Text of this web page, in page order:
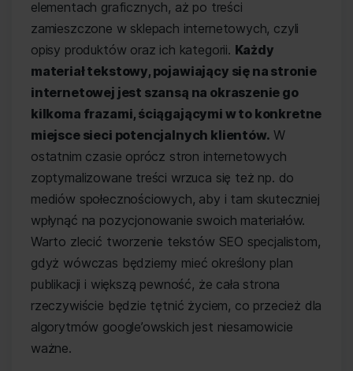
elementach graficznych, aż po treści
zamieszczone w sklepach internetowych, czyli
opisy produktów oraz ich kategorii. Każdy
materiał tekstowy, pojawiający się na stronie
internetowej jest szansą na okraszenie go
kilkoma frazami, ściągającymi w to konkretne
miejsce sieci potencjalnych klientów. W
ostatnim czasie oprócz stron internetowych
zoptymalizowane treści wrzuca się też np. do
mediów społecznościowych, aby i tam skuteczniej
wpłynąć na pozycjonowanie swoich materiałów.
Warto zlecić tworzenie tekstów SEO specjalistom,
gdyż wówczas będziemy mieć określony plan
publikacji i większą pewność, że cała strona
rzeczywiście będzie tętnić życiem, co przecież dla
algorytmów google’owskich jest niesamowicie
ważne.